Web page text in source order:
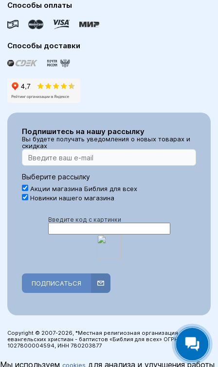
Способы оплаты
Способы доставки
Подпишитесь на нашу рассылку
Вы будете получать уведомления о новых товарах и
скидках
Выберите рассылку
Акции магазина Библия для всех
Новинки нашего магазина
Введите код с картинки
ПОДПИСАТЬСЯ
Copyright © 2007-2026, *Местная религиозная организация
евангельских христиан - баптистов «Библия для всех» ОГРН:
1027800004594, ИНН 780203877
Мы используем cookies для анализа и улучшения работы